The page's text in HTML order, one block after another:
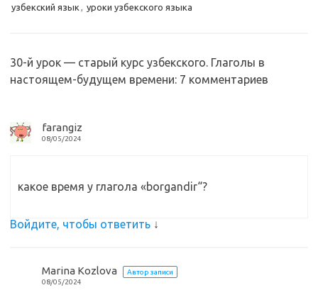
i
k
k
и
т
узбекский язык , уроки узбекского языка
30-й урок — старый курс узбекского. Глаголы в
настоящем-будущем времени: 7 комментариев
farangiz
08/05/2024
какое время у глагола «borgandir“?
Войдите, чтобы ответить ↓
Marina Kozlova
Автор записи
08/05/2024